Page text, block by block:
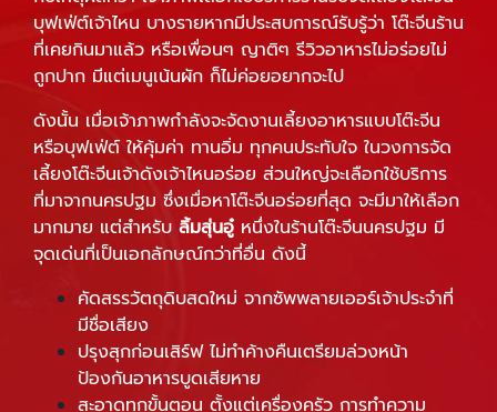
บุฟเฟ่ต์เจ้าไหน บางรายหากมีประสบการณ์รับรู้ว่า โต๊ะจีนร้าน
ที่เคยกินมาแล้ว หรือเพื่อนๆ ญาติๆ รีวิวอาหารไม่อร่อยไม่
ถูกปาก มีแต่เมนูเน้นผัก ก็ไม่ค่อยอยากจะไป
ดังนั้น เมื่อเจ้าภาพกำลังจะจัดงานเลี้ยงอาหารแบบโต๊ะจีน
หรือบุฟเฟ่ต์ ให้คุ้มค่า ทานอิ่ม ทุกคนประทับใจ ในวงการจัด
เลี้ยงโต๊ะจีนเจ้าดังเจ้าไหนอร่อย ส่วนใหญ่จะเลือกใช้บริการ
ที่มาจากนครปฐม ซึ่งเมื่อหาโต๊ะจีนอร่อยที่สุด จะมีมาให้เลือก
มากมาย แต่สำหรับ ลิ้มสุ่นอู๋ หนึ่งในร้านโต๊ะจีนนครปฐม มี
จุดเด่นที่เป็นเอกลักษณ์กว่าที่อื่น ดังนี้
คัดสรรวัตถุดิบสดใหม่ จากซัพพลายเออร์เจ้าประจำที่
มีชื่อเสียง
ปรุงสุกก่อนเสิร์ฟ ไม่ทำค้างคืนเตรียมล่วงหน้า
ป้องกันอาหารบูดเสียหาย
สะอาดทุกขั้นตอน ตั้งแต่เครื่องครัว การทำความ